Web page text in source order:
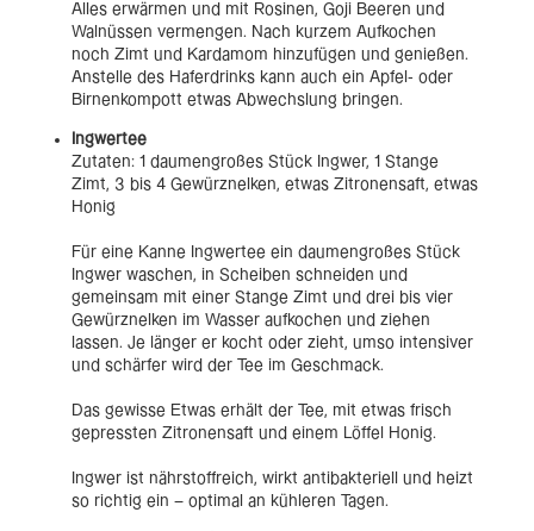
Alles erwärmen und mit Rosinen, Goji Beeren und
Walnüssen vermengen. Nach kurzem Aufkochen
noch Zimt und Kardamom hinzufügen und genießen.
Anstelle des Haferdrinks kann auch ein Apfel- oder
Birnenkompott etwas Abwechslung bringen.
Ingwertee
Zutaten: 1 daumengroßes Stück Ingwer, 1 Stange
Zimt, 3 bis 4 Gewürznelken, etwas Zitronensaft, etwas
Honig
Für eine Kanne Ingwertee ein daumengroßes Stück
Ingwer waschen, in Scheiben schneiden und
gemeinsam mit einer Stange Zimt und drei bis vier
Gewürznelken im Wasser aufkochen und ziehen
lassen. Je länger er kocht oder zieht, umso intensiver
und schärfer wird der Tee im Geschmack.
Das gewisse Etwas erhält der Tee, mit etwas frisch
gepressten Zitronensaft und einem Löffel Honig.
Ingwer ist nährstoffreich, wirkt antibakteriell und heizt
so richtig ein – optimal an kühleren Tagen.